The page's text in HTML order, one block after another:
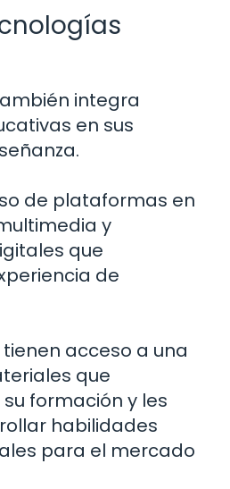
integra
en sus
de plataformas en
y
que
de
acceso a una
que
formación y les
habilidades
para el mercado